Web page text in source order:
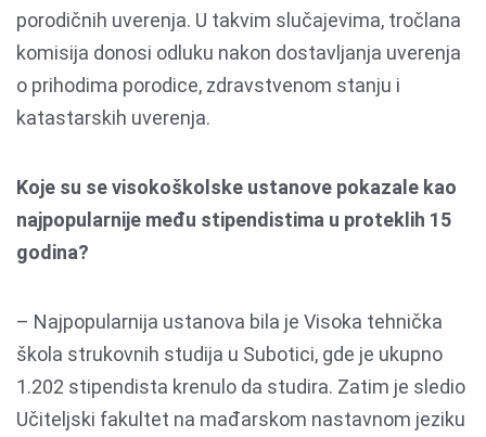
porodičnih uverenja. U takvim slučajevima, tročlana
komisija donosi odluku nakon dostavljanja uverenja
o prihodima porodice, zdravstvenom stanju i
katastarskih uverenja.
Koje su se visokoškolske ustanove pokazale kao
najpopularnije među stipendistima u proteklih 15
godina?
– Najpopularnija ustanova bila je Visoka tehnička
škola strukovnih studija u Subotici, gde je ukupno
1.202 stipendista krenulo da studira. Zatim je sledio
Učiteljski fakultet na mađarskom nastavnom jeziku